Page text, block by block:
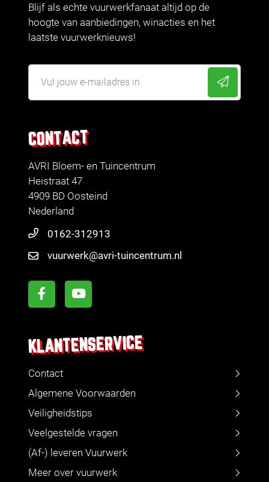
CONTACT
AVRI Bloem- en Tuincentrum
Heistraat 47
4909 BD Oosteind
Nederland
0162-312913
vuurwerk@avri-tuincentrum.nl
KLANTENSERVICE
Contact
Algemene Voorwaarden
Veiligheidstips
Veelgestelde vragen
(Af-) leveren Vuurwerk
Meer over vuurwerk
Blijf als echte vuurwerkfanaat altijd op de
hoogte van aanbiedingen, winacties en het
laatste vuurwerknieuws!